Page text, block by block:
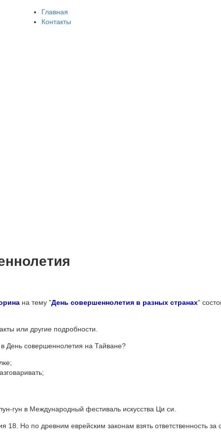
Главная
Контакты
на тему "День совершеннолетия в разных странах"
или другие подробности.
День совершеннолетия на Тайване?
гун в Международный фестиваль искусства Ци си.
Но по древним еврейским законам взять ответственность за